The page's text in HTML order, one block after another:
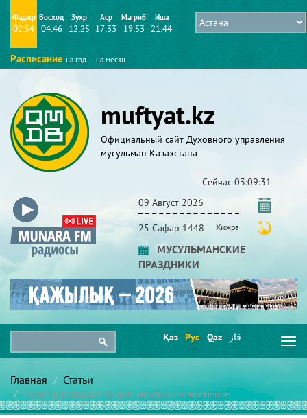
Фаджр
02:54
Восход
04:46
Зухр
12:25
Аср
17:33
Магриб
19:53
Иша
21:44
Расписание на год на месяц
muftyat.kz
Официальный сайт Духовного управления
мусульман Казахстана
Сейчас 03:09:32
09 Август 2026
25 Сафар 1448 Хижра
МУСУЛЬМАНСКИЕ
ПРАЗДНИКИ
Қаз Рус Qaz قاز
Главная Статьи
Ислам раскрывает секрет управления временем